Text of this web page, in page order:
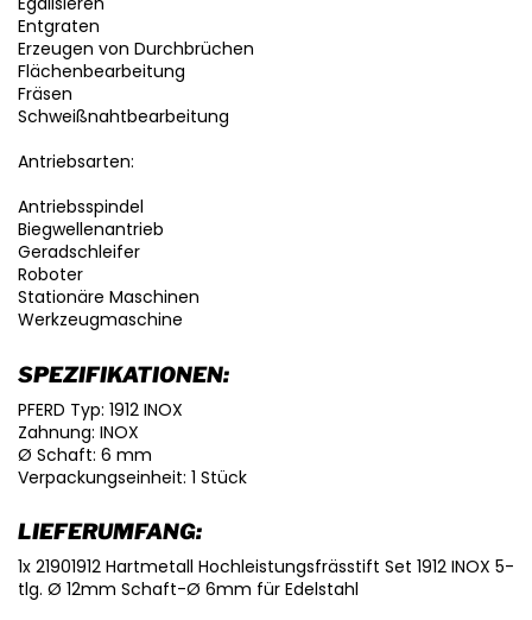
Entgraten
Erzeugen von Durchbrüchen
Flächenbearbeitung
Fräsen
Schweißnahtbearbeitung
Antriebsarten:
Antriebsspindel
Biegwellenantrieb
Geradschleifer
Roboter
Stationäre Maschinen
Werkzeugmaschine
SPEZIFIKATIONEN:
PFERD Typ: 1912 INOX
Zahnung: INOX
Ø Schaft: 6 mm
Verpackungseinheit: 1 Stück
LIEFERUMFANG:
1x 21901912 Hartmetall Hochleistungsfrässtift Set 1912 INOX 5-
tlg. Ø 12mm Schaft-Ø 6mm für Edelstahl